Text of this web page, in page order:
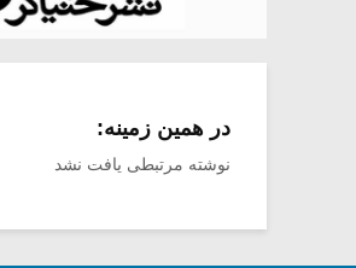
در همین زمینه:
نوشته مرتبطی یافت نشد